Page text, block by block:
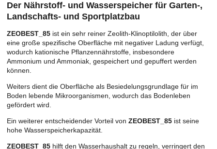
Der Nährstoff- und Wasserspeicher für Garten-,
Landschafts- und Sportplatzbau
ZEOBEST_85 ist ein sehr reiner Zeolith-Klinoptilolith, der über
eine große spezifische Oberfläche mit negativer Ladung verfügt,
wodurch kationische Pflanzennährstoffe, insbesondere
Ammonium und Ammoniak, gespeichert und gepuffert werden
können.
Weiters dient die Oberfläche als Besiedelungsgrundlage für im
Boden lebende Mikroorganismen, wodurch das Bodenleben
gefördert wird.
Ein weiterer entscheidender Vorteil von ZEOBEST_85 ist seine
hohe Wasserspeicherkapazität.
ZEOBEST_85 hilft den Wasserhaushalt zu regeln, verringert den